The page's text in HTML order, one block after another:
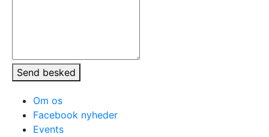
Send besked
Om os
Facebook nyheder
Events